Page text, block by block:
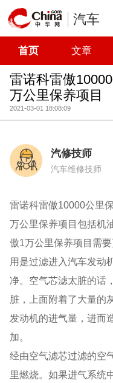
汽车
首页 文章
雷诺科雷傲
万公里保养项目
2021-03-01 18:08:09
汽修技师
汽车维修技师
雷诺科雷傲10000公里
万公里保养项目包括机
傲1万公里保养项目需
用是过滤进入汽车发动
净。空气芯滤太脏的话
脏，上面附着了大量的
发动机的进气量，进而
加。
经由空气滤芯过滤的空
里燃烧。如果进气系统